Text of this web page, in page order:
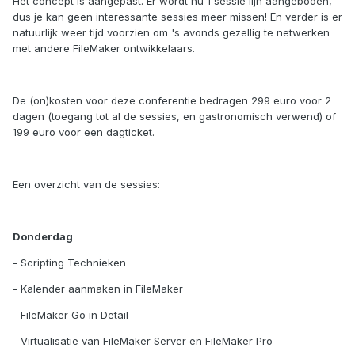
dus je kan geen interessante sessies meer missen! En verder is er
natuurlijk weer tijd voorzien om 's avonds gezellig te netwerken
met andere FileMaker ontwikkelaars.
De (on)kosten voor deze conferentie bedragen 299 euro voor 2
dagen (toegang tot al de sessies, en gastronomisch verwend) of
199 euro voor een dagticket.
Een overzicht van de sessies:
Donderdag
- Scripting Technieken
- Kalender aanmaken in FileMaker
- FileMaker Go in Detail
- Virtualisatie van FileMaker Server en FileMaker Pro